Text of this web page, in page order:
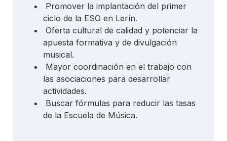
Promover la implantación del primer
ciclo de la ESO en Lerín.
Oferta cultural de calidad y potenciar la
apuesta formativa y de divulgación
musical.
Mayor coordinación en el trabajo con
las asociaciones para desarrollar
actividades.
Buscar fórmulas para reducir las tasas
de la Escuela de Música.